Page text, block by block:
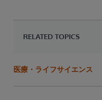
RELATED TOPICS
医療・ライフサイエンス